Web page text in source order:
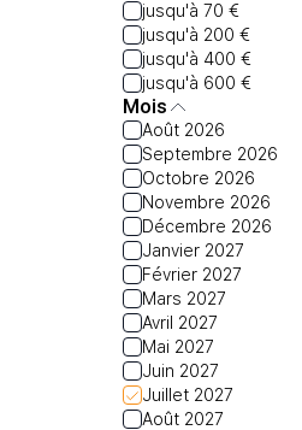
jusqu'à 70 €
jusqu'à 200 €
jusqu'à 400 €
jusqu'à 600 €
Mois
Août 2026
Septembre 2026
Octobre 2026
Novembre 2026
Décembre 2026
Janvier 2027
Février 2027
Mars 2027
Avril 2027
Mai 2027
Juin 2027
Juillet 2027
Août 2027